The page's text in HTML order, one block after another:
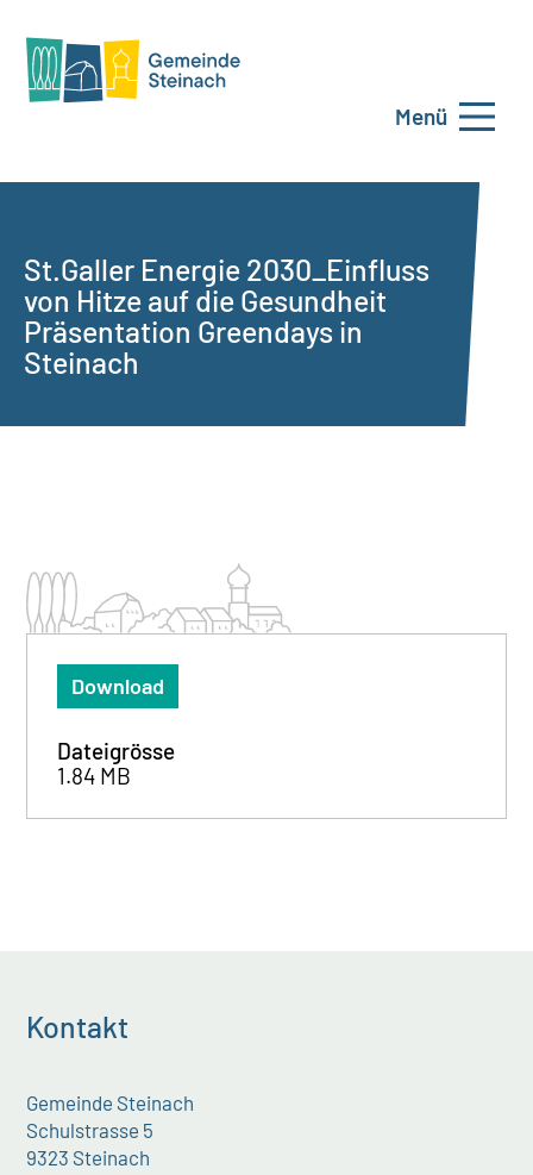
Menü
St.Galler Energie 2030_Einfluss
von Hitze auf die Gesundheit
Präsentation Greendays in
Steinach
Download
Dateigrösse
1.84 MB
Kontakt
Gemeinde Steinach
Schulstrasse 5
9323 Steinach